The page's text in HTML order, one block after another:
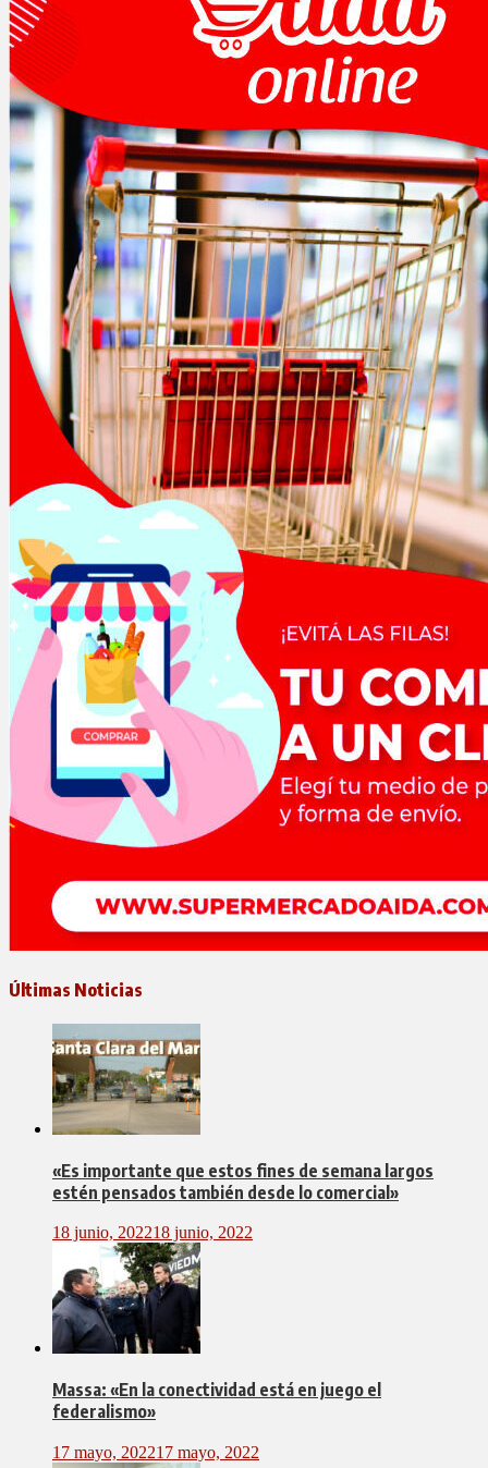
Últimas Noticias
«Es importante que estos fines de semana largos
estén pensados también desde lo comercial»
18 junio, 202218 junio, 2022
Massa: «En la conectividad está en juego el
federalismo»
17 mayo, 202217 mayo, 2022